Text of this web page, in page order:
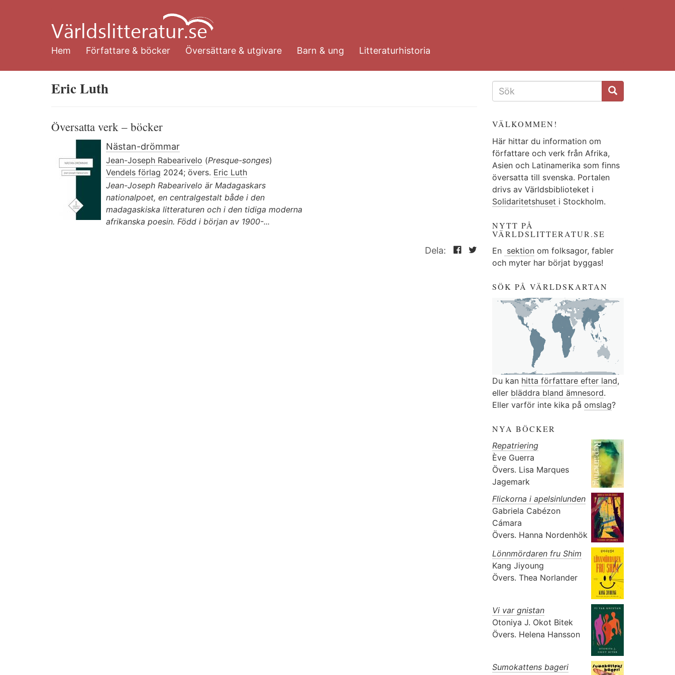
huvudinnehåll
Hem
Författare & böcker Översättare & utgivare Barn & ung Litteraturhistoria
Eric Luth
Översatta verk – böcker
Nästan-drömmar
Jean-Joseph Rabearivelo (Presque-songes)
Vendels förlag 2024; övers. Eric Luth
Jean-Joseph Rabearivelo är Madagaskars
nationalpoet, en centralgestalt både i den
madagaskiska litteraturen och i den tidiga moderna
afrikanska poesin. Född i början av 1900-...
Dela:
SÖKFORMULÄR
VÄLKOMMEN!
Här hittar du information om
författare och verk från Afrika,
Asien och Latinamerika som finns
översatta till svenska. Portalen
drivs av Världsbiblioteket i
Solidaritetshuset i Stockholm.
NYTT PÅ
VÄRLDSLITTERATUR.SE
En sektionom folksagor, fabler
och myter har börjat byggas!
SÖK PÅ VÄRLDSKARTAN
Du kan hitta författare efter land,
eller bläddra bland ämnesord.
Eller varför inte kika på omslag?
NYA BÖCKER
Repatriering
Ève Guerra
Övers. Lisa Marques
Jagemark
Flickorna i apelsinlunden
Gabriela Cabézon
Cámara
Övers. Hanna Nordenhök
Lönnmördaren fru Shim
Kang Jiyoung
Övers. Thea Norlander
Vi var gnistan
Otoniya J. Okot Bitek
Övers. Helena Hansson
Sumokattens bageri